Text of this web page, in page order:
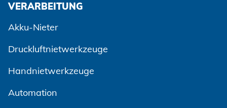
VERARBEITUNG
Akku-Nieter
Druckluftnietwerkzeuge
Handnietwerkzeuge
Automation